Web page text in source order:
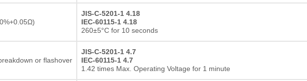
JIS-C-5201-1 4.18
IEC-60115-1 4.18
260±5°C for 10 seconds
or flashover
JIS-C-5201-1 4.7
IEC-60115-1 4.7
1.42 times Max. Operating Voltage for 1 minute